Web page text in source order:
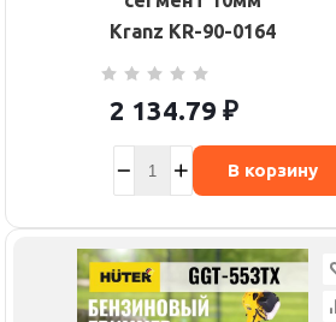
Kranz KR-90-0164
2 134.79 ₽
В корзину